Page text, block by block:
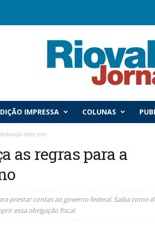
IMPRESSA COLUNAS
deste ano
as regras para a
prestar contas ao governo federal. Saiba como
essa obrigação fiscal